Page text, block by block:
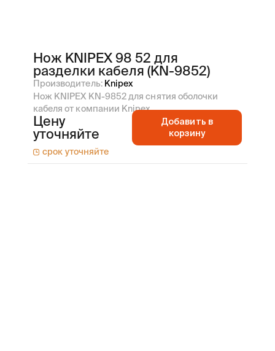
Нож KNIPEX 98 52 для
разделки кабеля (KN-9852)
Производитель: Knipex
Нож KNIPEX KN-9852 для снятия оболочки
кабеля от компании Knipex
Цену
уточняйте
срок уточняйте
Добавить в
корзину